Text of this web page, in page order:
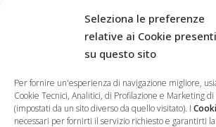
Seleziona le preferenze
relative ai Cookie presenti
su questo sito
Per fornire un'esperienza di navigazione migliore,
Cookie Tecnici, Analitici, di Profilazione e Marketing
(impostati da un sito diverso da quello visitato). I
necessari per fornirti il servizio richiesto e garantirti
Pagina di MailPoet
[mailpoet_page]